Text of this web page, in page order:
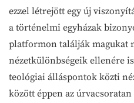
ezzel létrejött egy új
a történelmi egyházak
platformon találják magukat
nézetkülönbségeik ellenére
teológiai álláspontok közti
között éppen az